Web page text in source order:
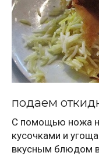
подаем
С помощью ножа
кусочками и
вкусным блюдом